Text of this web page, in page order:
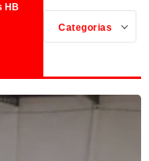
HB
Categorias